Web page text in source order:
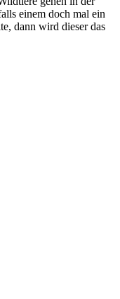
einem doch mal ein
dann wird dieser das